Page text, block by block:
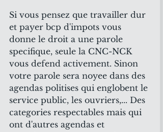
Si vous pensez que travailler dur
et payer bcp d'impots vous
donne le droit a une parole
specifique, seule la CNC-NCK
vous defend activement. Sinon
votre parole sera noyee dans des
agendas politises qui englobent le
service public, les ouvriers,... Des
categories respectables mais qui
ont d'autres agendas et